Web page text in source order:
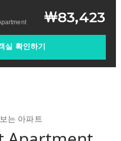
￦83,423
실 확인하기
는 아파트